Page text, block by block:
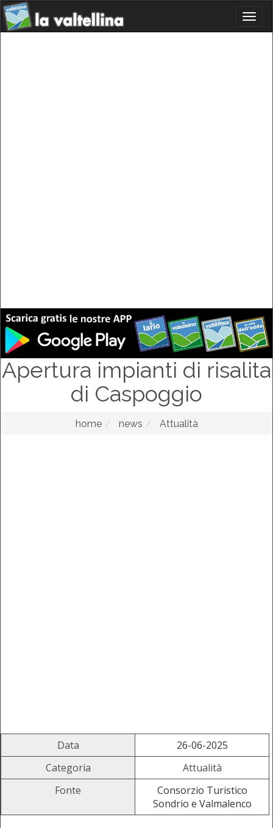
Apertura impianti di risalita
di Caspoggio
home news Attualità
Data
26-06-2025
Categoria
Attualità
Fonte
Consorzio Turistico
Sondrio e Valmalenco